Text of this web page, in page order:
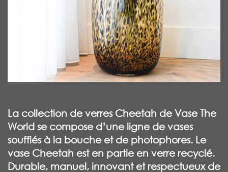
La collection de verres Cheetah de Vase The
World se compose d’une ligne de vases
soufflés à la bouche et de photophores. Le
vase Cheetah est en partie en verre recyclé.
Durable, manuel, innovant et respectueux de